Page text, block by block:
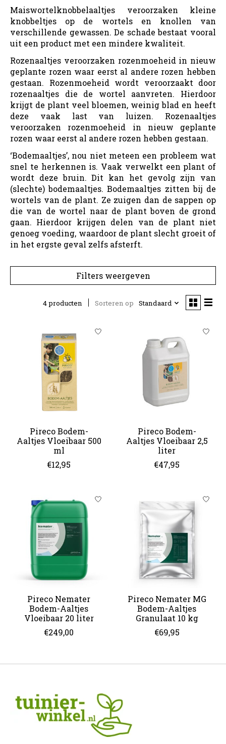
Maiswortelknobbelaaltjes veroorzaken kleine
knobbeltjes op de wortels en knollen van
verschillende gewassen. De schade bestaat vooral
uit een product met een mindere kwaliteit.
Rozenaaltjes veroorzaken rozenmoeheid in nieuw
geplante rozen waar eerst al andere rozen hebben
gestaan. Rozenmoeheid wordt veroorzaakt door
rozenaaltjes die de wortel aanvreten. Hierdoor
krijgt de plant veel bloemen, weinig blad en heeft
deze vaak last van luizen. Rozenaaltjes
veroorzaken rozenmoeheid in nieuw geplante
rozen waar eerst al andere rozen hebben gestaan.
‘Bodemaaltjes’, nou niet meteen een probleem wat
snel te herkennen is. Vaak verwelkt een plant of
wordt deze bruin. Dit kan het gevolg zijn van
(slechte) bodemaaltjes. Bodemaaltjes zitten bij de
wortels van de plant. Ze zuigen dan de sappen op
die van de wortel naar de plant boven de grond
gaan. Hierdoor krijgen delen van de plant niet
genoeg voeding, waardoor de plant slecht groeit of
in het ergste geval zelfs afsterft.
Filters weergeven
4 producten Sorteren op Standaard
Pireco Bodem-
Aaltjes Vloeibaar 500
ml
€12,95
Pireco Bodem-
Aaltjes Vloeibaar 2,5
liter
€47,95
Pireco Nemater
Bodem-Aaltjes
Vloeibaar 20 liter
€249,00
Pireco Nemater MG
Bodem-Aaltjes
Granulaat 10 kg
€69,95